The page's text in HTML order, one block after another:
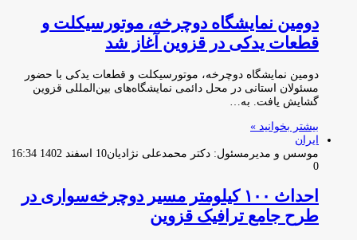
دومین نمایشگاه دوچرخه، موتورسیکلت و
قطعات یدکی در قزوین آغاز شد
دومین نمایشگاه دوچرخه، موتورسیکلت و قطعات یدکی با حضور
مسئولان استانی در محل دائمی نمایشگاه‌های بین‌المللی قزوین
گشایش یافت. به…
بیشتر بخوانید »
ایران
موسس و مدیرمسئول: دکتر محمدعلی نژادیان10 اسفند 1402 16:34
0
احداث ۱۰۰ کیلومتر مسیر دوچرخه‌سواری در
طرح جامع ترافیک قزوین